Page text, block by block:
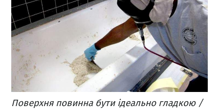
Поверхня повинна бути ідеально гладкою /